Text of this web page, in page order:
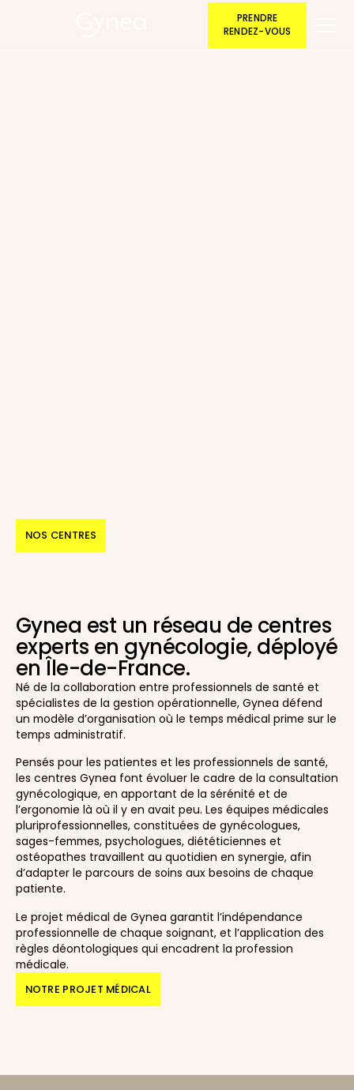
PRENDRE
RENDEZ-VOUS
NOS CENTRES
Gynea est un réseau de centres
experts en gynécologie, déployé
en Île-de-France.
Né de la collaboration entre professionnels de santé et
spécialistes de la gestion opérationnelle, Gynea défend
un modèle d’organisation où le temps médical prime sur le
temps administratif.
Pensés pour les patientes et les professionnels de santé,
les centres Gynea font évoluer le cadre de la consultation
gynécologique, en apportant de la sérénité et de
l’ergonomie là où il y en avait peu. Les équipes médicales
pluriprofessionnelles, constituées de gynécologues,
sages-femmes, psychologues, diététiciennes et
ostéopathes travaillent au quotidien en synergie, afin
d’adapter le parcours de soins aux besoins de chaque
patiente.
Le projet médical de Gynea garantit l’indépendance
professionnelle de chaque soignant, et l’application des
règles déontologiques qui encadrent la profession
médicale.
NOTRE PROJET MÉDICAL